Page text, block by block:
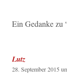
Ein Gedanke zu
Lutz
28. September 2015